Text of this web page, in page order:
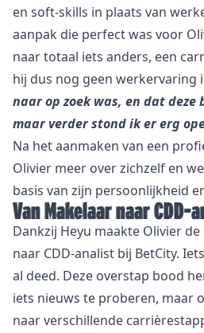
en soft-skills in plaats van
aanpak die perfect was voor
naar totaal iets anders, een
hij dus nog geen werkervaring
naar op zoek was, en dat
maar verder stond ik er erg
Na het aanmaken van een
Olivier meer over zichzelf en
basis van zijn persoonlijkheid
Van Makelaar naar CDD-
Dankzij Heyu maakte Olivier
naar CDD-analist bij BetCity.
al deed. Deze overstap bood
iets nieuws te proberen, maar
naar verschillende